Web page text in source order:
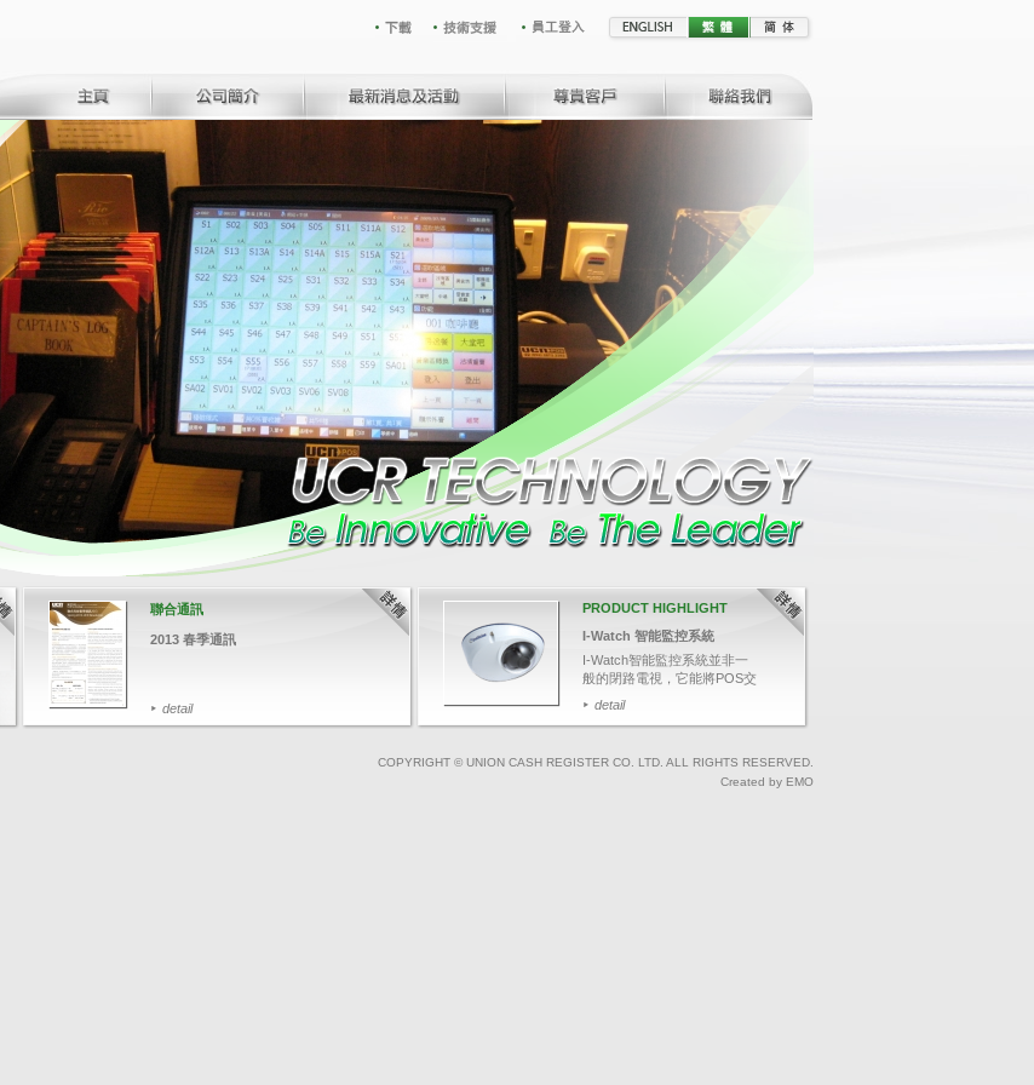
聯合通訊
2013 春季通訊
detail
PRODUCT HIGHLIGHT
I-Watch 智能監控系統
I-Watch智能監控系統並非一
般的閉路電視，它能將POS交
入關鍵文字，如：項目名稱、
整單取消、更改付款等，快速
上清楚顯示POS交易資料，有
效針對可疑的交易，保障業務
detail
COPYRIGHT © UNION CASH REGISTER CO. LTD. ALL RIGHTS RESERVED.
Created by EMO